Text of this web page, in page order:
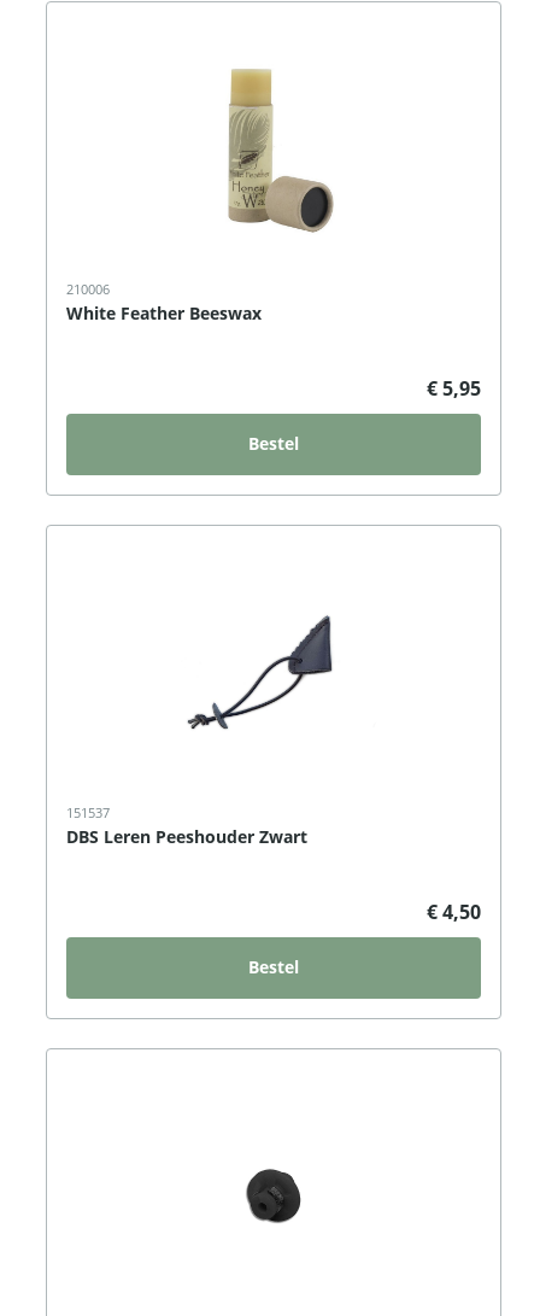
210006
White Feather Beeswax
€ 5,95
Bestel
151537
DBS Leren Peeshouder Zwart
€ 4,50
Bestel